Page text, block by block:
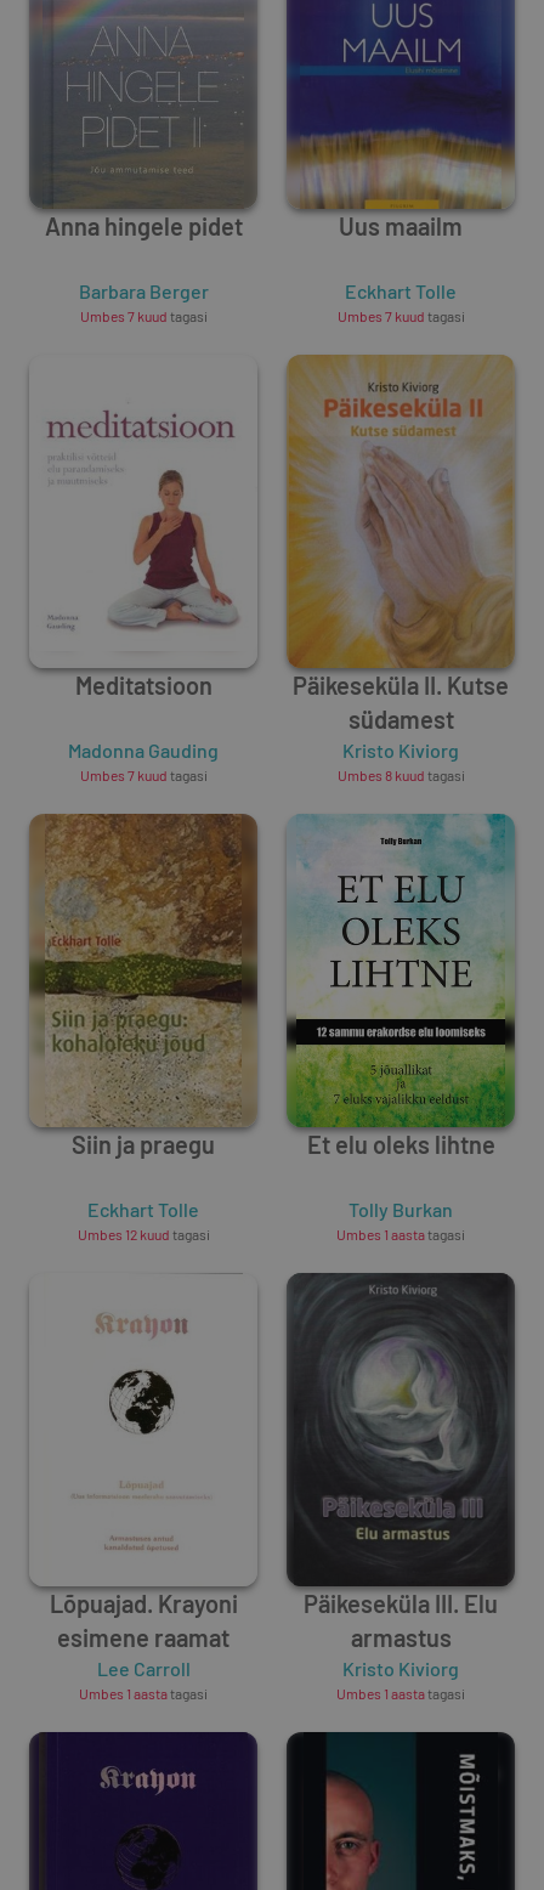
Anna hingele pidet
Barbara Berger
Umbes 7 kuud tagasi
Uus maailm
Eckhart Tolle
Umbes 7 kuud tagasi
Meditatsioon
Madonna Gauding
Umbes 7 kuud tagasi
Päikeseküla II. Kutse
südamest
Kristo Kiviorg
Umbes 8 kuud tagasi
Siin ja praegu
Eckhart Tolle
Umbes 12 kuud tagasi
Et elu oleks lihtne
Tolly Burkan
Umbes 1 aastatagasi
Lõpuajad. Krayoni
esimene raamat
Lee Carroll
Umbes 1 aastatagasi
Päikeseküla III. Elu
armastus
Kristo Kiviorg
Umbes 1 aastatagasi